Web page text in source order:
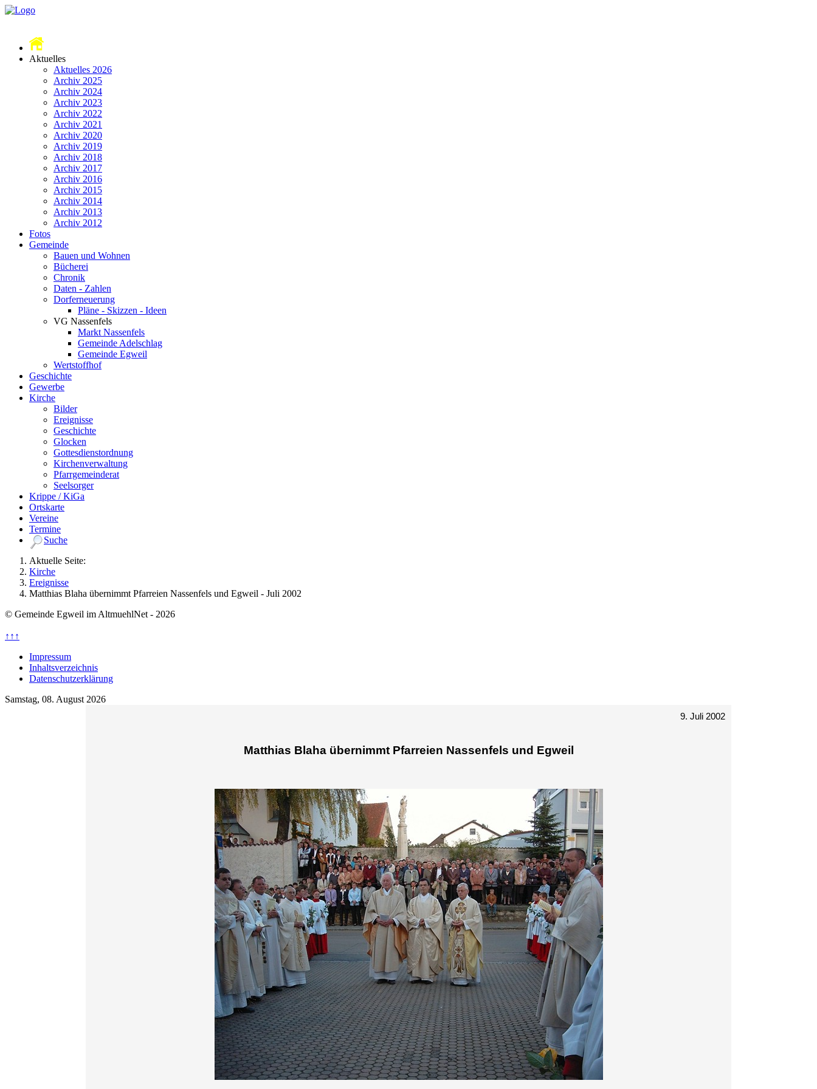
Aktuelles
Aktuelles 2026
Archiv 2025
Archiv 2024
Archiv 2023
Archiv 2022
Archiv 2021
Archiv 2020
Archiv 2019
Archiv 2018
Archiv 2017
Archiv 2016
Archiv 2015
Archiv 2014
Archiv 2013
Archiv 2012
Fotos
Gemeinde
Bauen und Wohnen
Bücherei
Chronik
Daten - Zahlen
Dorferneuerung
Pläne - Skizzen - Ideen
VG Nassenfels
Markt Nassenfels
Gemeinde Adelschlag
Gemeinde Egweil
Wertstoffhof
Geschichte
Gewerbe
Kirche
Bilder
Ereignisse
Geschichte
Glocken
Gottesdienstordnung
Kirchenverwaltung
Pfarrgemeinderat
Seelsorger
Krippe / KiGa
Ortskarte
Vereine
Termine
Suche
Aktuelle Seite:
Kirche
Ereignisse
Matthias Blaha übernimmt Pfarreien Nassenfels und Egweil - Juli 2002
© Gemeinde Egweil im AltmuehlNet - 2026
↑↑↑
Impressum
Inhaltsverzeichnis
Datenschutzerklärung
Samstag, 08. August 2026
9. Juli 2002
Matthias Blaha übernimmt Pfarreien Nassenfels und Egweil